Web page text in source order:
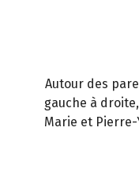
Autour des
gauche à
Marie et Pierre-